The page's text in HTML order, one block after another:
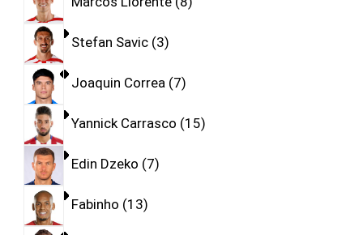
Stefan Savic 3
Joaquin Correa 7
Yannick Carrasco 15
Edin Dzeko 7
Fabinho 13